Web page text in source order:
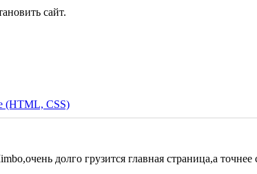
сайт.
(HTML, CSS)
долго грузится главная страница,а